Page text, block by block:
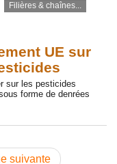
Filières & chaînes...
UE sur
sur les pesticides
forme de denrées
suivante